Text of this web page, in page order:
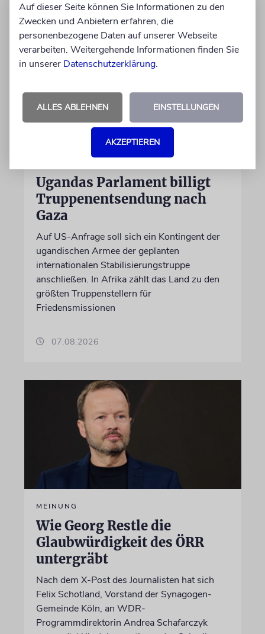
Ugandas Parlament billigt
Truppenentsendung nach
Gaza
Auf US-Anfrage soll sich ein Kontingent der
ugandischen Armee der geplanten
internationalen Stabilisierungstruppe
anschließen. In Afrika zählt das Land zu den
größten Truppenstellern für
Friedensmissionen
07.08.2026
MEINUNG
Wie Georg Restle die
Glaubwürdigkeit des ÖRR
untergräbt
Nach dem X-Post des Journalisten hat sich
Felix Schotland, Vorstand der Synagogen-
Gemeinde Köln, an WDR-
Programmdirektorin Andrea Schafarczyk
Auf dieser Seite können Sie Informationen zu den
Zwecken und Anbietern erfahren, die
personenbezogene Daten auf unserer Webseite
verarbeiten. Weitergehende Informationen finden Sie
in unserer Datenschutzerklärung.
ALLES ABLEHNEN EINSTELLUNGEN
AKZEPTIEREN